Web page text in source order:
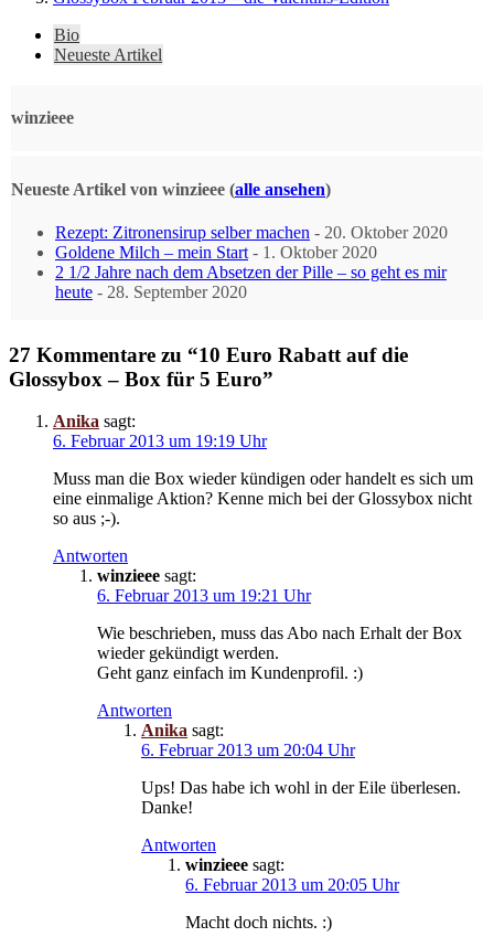
following
change
Bio
Neueste Artikel
winzieee
Neueste Artikel von winzieee (alle ansehen)
Rezept: Zitronensirup selber machen - 20. Oktober 2020
Goldene Milch – mein Start - 1. Oktober 2020
2 1/2 Jahre nach dem Absetzen der Pille – so geht es mir
heute - 28. September 2020
27 Kommentare zu “10 Euro Rabatt auf die
Glossybox – Box für 5 Euro”
Anika sagt:
6. Februar 2013 um 19:19 Uhr
Muss man die Box wieder kündigen oder handelt es sich um
eine einmalige Aktion? Kenne mich bei der Glossybox nicht
so aus ;-).
Antworten
winzieee sagt:
6. Februar 2013 um 19:21 Uhr
Wie beschrieben, muss das Abo nach Erhalt der Box
wieder gekündigt werden.
Geht ganz einfach im Kundenprofil. :)
Antworten
Anika sagt:
6. Februar 2013 um 20:04 Uhr
Ups! Das habe ich wohl in der Eile überlesen.
Danke!
Antworten
winzieee sagt:
6. Februar 2013 um 20:05 Uhr
Macht doch nichts. :)